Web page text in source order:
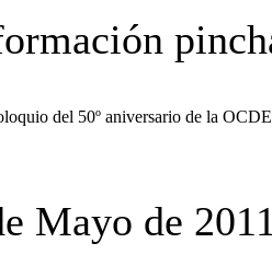
del 50º aniversario de la
Mayo de